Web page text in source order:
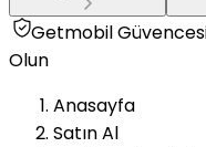
Getmobil
Olun
Anasayfa
Satın Al